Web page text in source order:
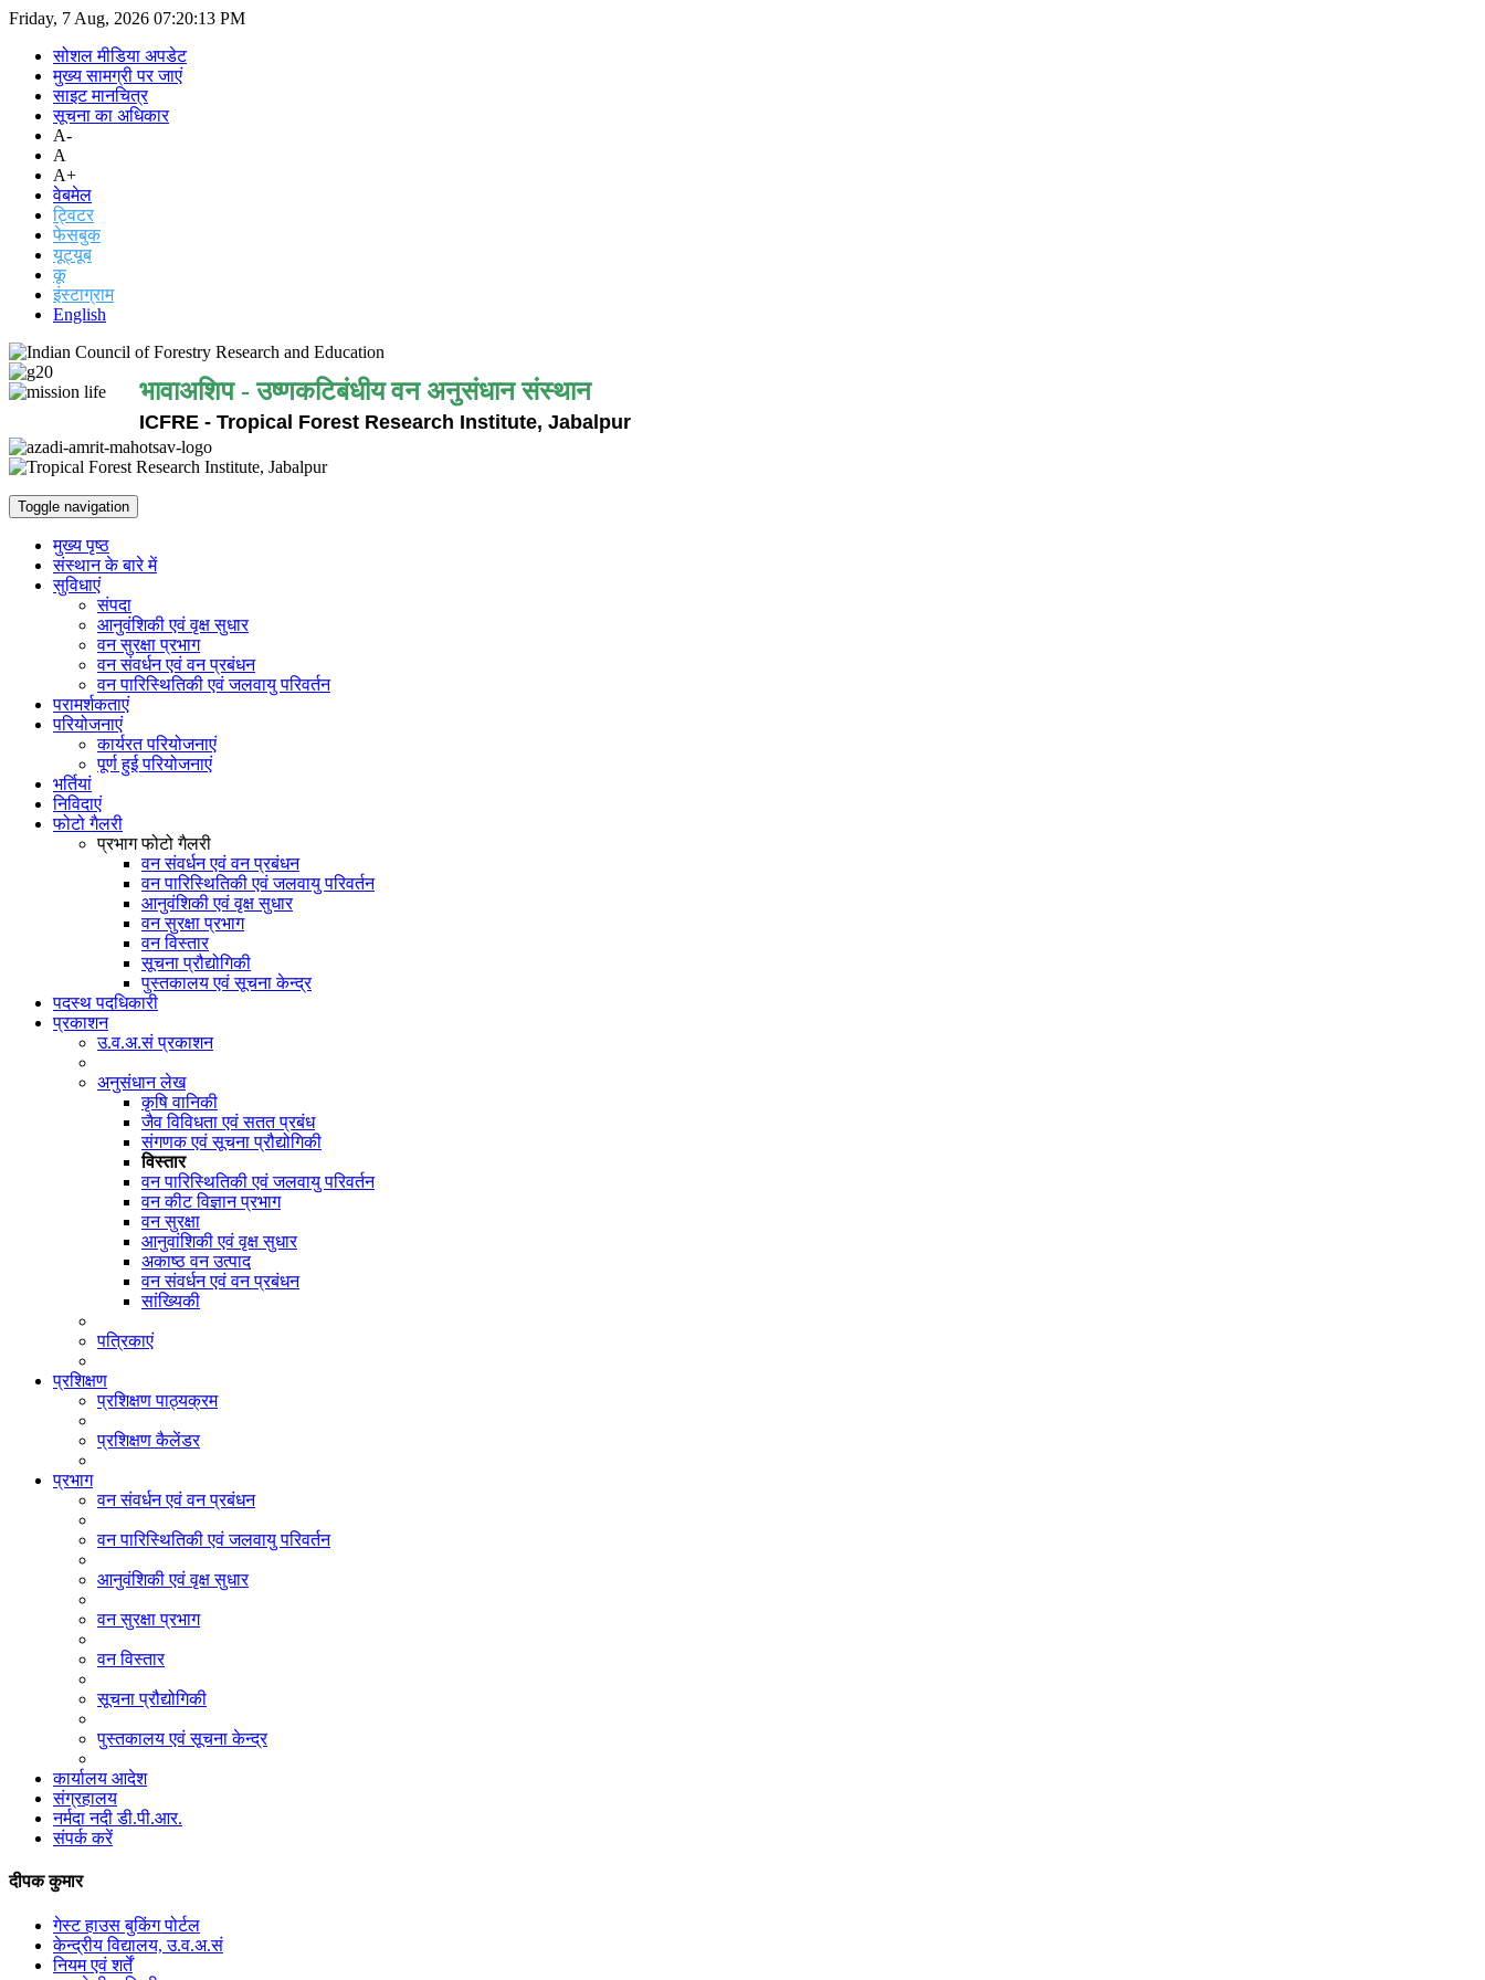
Friday, 7 Aug, 2026 07:20:13 PM
सोशल मीडिया अपडेट
मुख्य सामग्री पर जाएं
साइट मानचित्र
सूचना का अधिकार
A-
A
A+
वेबमेल
ट्विटर
फेसबुक
यूट्यूब
कू
इंस्टाग्राम
English
भावाअशिप - उष्णकटिबंधीय वन अनुसंधान संस्थान
ICFRE - Tropical Forest Research Institute, Jabalpur
Toggle navigation
मुख्य पृष्ठ
संस्थान के बारे में
सुविधाएं
संपदा
आनुवंशिकी एवं वृक्ष सुधार
वन सुरक्षा प्रभाग
वन संवर्धन एवं वन प्रबंधन
वन पारिस्थितिकी एवं जलवायु परिवर्तन
परामर्शकताएं
परियोजनाएं
कार्यरत परियोजनाएं
पूर्ण हुई परियोजनाएं
भर्तियां
निविदाएं
फोटो गैलरी
प्रभाग फोटो गैलरी
वन संवर्धन एवं वन प्रबंधन
वन पारिस्थितिकी एवं जलवायु परिवर्तन
आनुवंशिकी एवं वृक्ष सुधार
वन सुरक्षा प्रभाग
वन विस्तार
सूचना प्रौद्योगिकी
पुस्तकालय एवं सूचना केन्द्र
पदस्थ पदधिकारी
प्रकाशन
उ.व.अ.सं प्रकाशन
अनुसंधान लेख
कृषि वानिकी
जैव विविधता एवं सतत प्रबंध
संगणक एवं सूचना प्रौद्योगिकी
विस्तार
वन पारिस्थितिकी एवं जलवायु परिवर्तन
वन कीट विज्ञान प्रभाग
वन सुरक्षा
आनुवांशिकी एवं वृक्ष सुधार
अकाष्ठ वन उत्पाद
वन संवर्धन एवं वन प्रबंधन
सांख्यिकी
पत्रिकाएं
प्रशिक्षण
प्रशिक्षण पाठ्यक्रम
प्रशिक्षण कैलेंडर
प्रभाग
वन संवर्धन एवं वन प्रबंधन
वन पारिस्थितिकी एवं जलवायु परिवर्तन
आनुवंशिकी एवं वृक्ष सुधार
वन सुरक्षा प्रभाग
वन विस्तार
सूचना प्रौद्योगिकी
पुस्तकालय एवं सूचना केन्द्र
कार्यालय आदेश
संग्रहालय
नर्मदा नदी डी.पी.आर.
संपर्क करें
दीपक कुमार
गेस्ट हाउस बुकिंग पोर्टल
केन्द्रीय विद्यालय, उ.व.अ.सं
नियम एवं शर्तें